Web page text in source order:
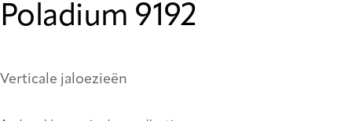
Poladium 9192
Verticale jaloezieën